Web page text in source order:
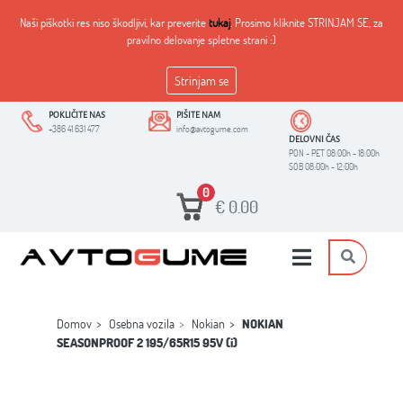
Naši piškotki res niso škodljivi, kar preveritetukaj. Prosimo kliknite STRINJAM SE, za
pravilno delovanje spletne strani :)
Strinjam se
POKLIČITE NAS
+386 41 631 477
PIŠITE NAM
info@avtogume.com
DELOVNI ČAS
PON - PET 08:00h - 18:00h
SOB 08:00h - 12:00h
0
€ 0.00
Domov Osebna vozila Nokian
NOKIAN
SEASONPROOF 2 195/65R15 95V (i)